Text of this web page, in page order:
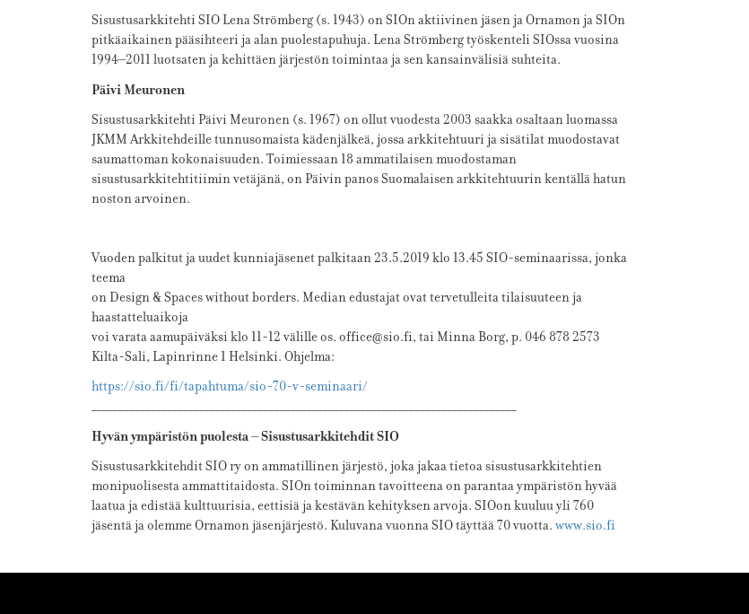
Sisustusarkkitehti SIO Lena Strömberg (s. 1943) on SIOn aktiivinen jäsen ja Ornamon ja SIOn
pitkäaikainen pääsihteeri ja alan puolestapuhuja. Lena Strömberg työskenteli SIOssa vuosina
1994–2011 luotsaten ja kehittäen järjestön toimintaa ja sen kansainvälisiä suhteita.
Päivi Meuronen
Sisustusarkkitehti Päivi Meuronen (s. 1967) on ollut vuodesta 2003 saakka osaltaan luomassa
JKMM Arkkitehdeille tunnusomaista kädenjälkeä, jossa arkkitehtuuri ja sisätilat muodostavat
saumattoman kokonaisuuden. Toimiessaan 18 ammatilaisen muodostaman
sisustusarkkitehtitiimin vetäjänä, on Päivin panos Suomalaisen arkkitehtuurin kentällä hatun
noston arvoinen.
Vuoden palkitut ja uudet kunniajäsenet palkitaan 23.5.2019 klo 13.45 SIO-seminaarissa, jonka
teema
on Design & Spaces without borders. Median edustajat ovat tervetulleita tilaisuuteen ja
haastatteluaikoja
voi varata aamupäiväksi klo 11-12 välille os. office@sio.fi, tai Minna Borg, p. 046 878 2573
Kilta-Sali, Lapinrinne 1 Helsinki. Ohjelma:
https://sio.fi/fi/tapahtuma/sio-70-v-seminaari/
Hyvän ympäristön puolesta – Sisustusarkkitehdit SIO
Sisustusarkkitehdit SIO ry on ammatillinen järjestö, joka jakaa tietoa sisustusarkkitehtien
monipuolisesta ammattitaidosta. SIOn toiminnan tavoitteena on parantaa ympäristön hyvää
laatua ja edistää kulttuurisia, eettisiä ja kestävän kehityksen arvoja. SIOon kuuluu yli 760
jäsentä ja olemme Ornamon jäsenjärjestö. Kuluvana vuonna SIO täyttää 70 vuotta. www.sio.fi